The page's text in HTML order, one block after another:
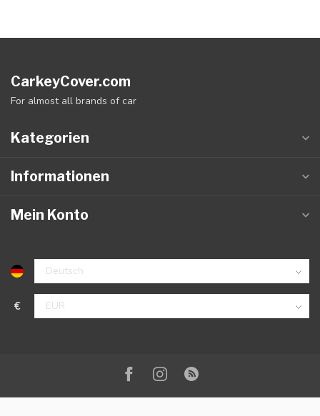
CarkeyCover.com
For almost all brands of car
Kategorien
Informationen
Mein Konto
€